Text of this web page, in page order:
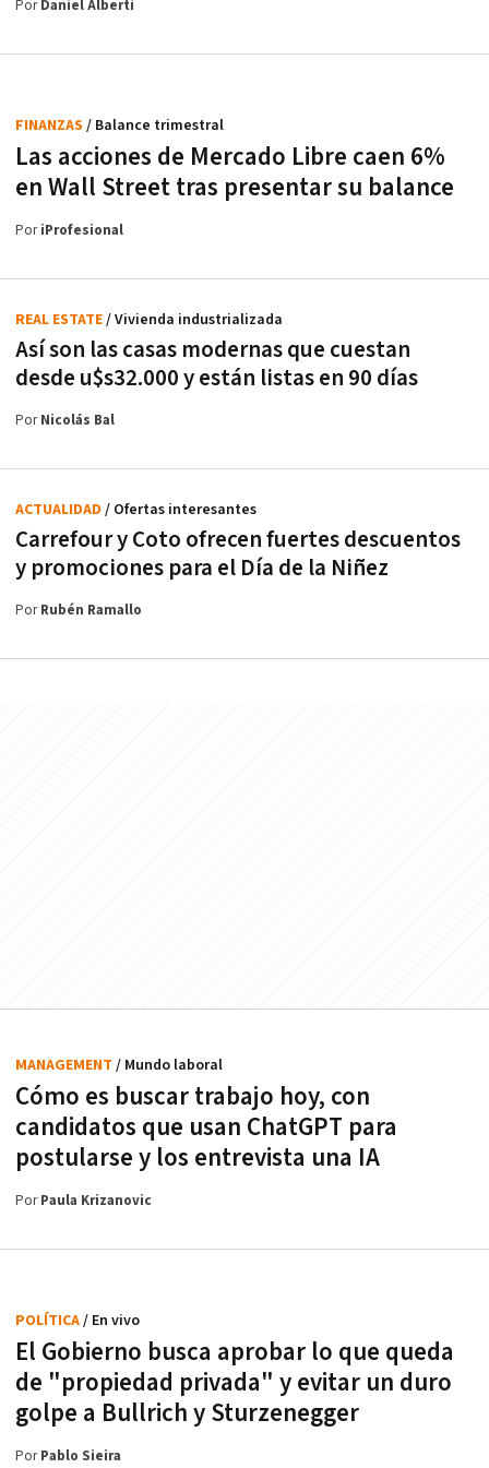
PorDaniel Alberti
Las acciones de Mercado Libre caen 6%
en Wall Street tras presentar su balance
FINANZAS / Balance trimestral
PoriProfesional
Así son las casas modernas que cuestan
desde u$s32.000 y están listas en 90 días
REAL ESTATE/ Vivienda industrializada
PorNicolás Bal
Carrefour y Coto ofrecen fuertes descuentos
y promociones para el Día de la Niñez
ACTUALIDAD / Ofertas interesantes
PorRubén Ramallo
Cómo es buscar trabajo hoy, con
candidatos que usan ChatGPT para
postularse y los entrevista una IA
MANAGEMENT / Mundo laboral
PorPaula Krizanovic
El Gobierno busca aprobar lo que queda
de "propiedad privada" y evitar un duro
golpe a Bullrich y Sturzenegger
POLÍTICA/ En vivo
PorPablo Sieira